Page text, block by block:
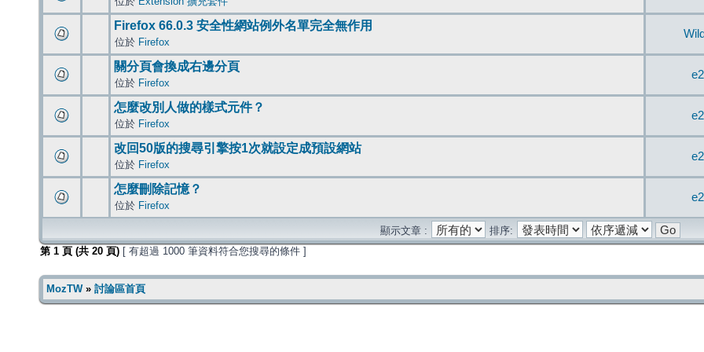
Firefox 66.0.3 安全性網站例外名單完全無作用
位於 Firefox
關分頁會換成右邊分頁
位於 Firefox
怎麼改別人做的樣式元件？
位於 Firefox
改回50版的搜尋引擎按1次就設定成預設網站
位於 Firefox
怎麼刪除記憶？
位於 Firefox
顯示文章 :
排序:
第 1 頁 (共 20 頁) [ 有超過 1000 筆資料符合您搜尋的條件 ]
MozTW» 討論區首頁